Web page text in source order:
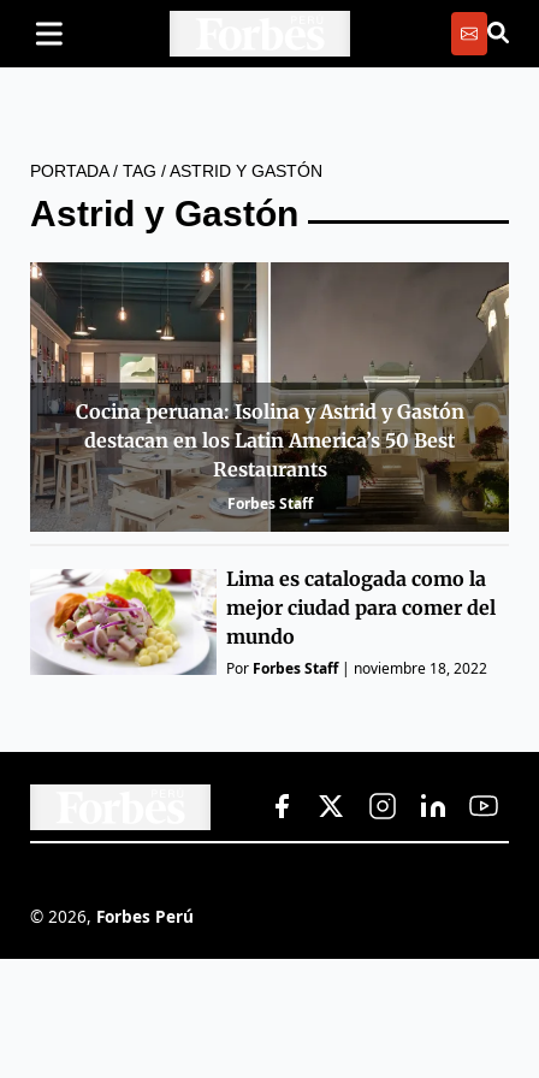
PORTADA/ TAG /ASTRID Y GASTÓN
Astrid y Gastón
Cocina peruana: Isolina y Astrid y Gastón
destacan en los Latin America’s 50 Best
Restaurants
Forbes Staff
Lima es catalogada como la
mejor ciudad para comer del
mundo
Por Forbes Staff| noviembre 18, 2022
© 2026, Forbes Perú